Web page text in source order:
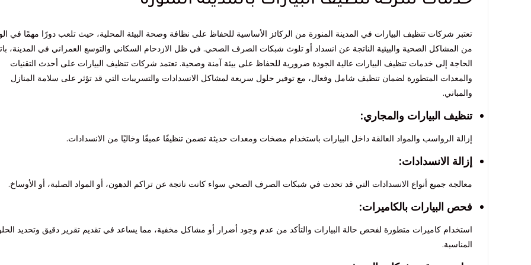
تعتبر شركات تنظيف البيارات في المدينة المنورة من الركائز الأساسية للحفاظ على نظافة وصحة البيئة المحلية، حيث تلعب دورًا مهمًا في
من المشاكل الصحية والبيئية الناتجة عن انسداد أو تلوث شبكات الصرف الصحي. في ظل الازدحام السكاني والتوسع العمراني في المدينة،
الحاجة إلى خدمات تنظيف البيارات عالية الجودة ضرورية للحفاظ على بيئة آمنة وصحية. تعتمد شركات تنظيف البيارات على أحدث التقنيات
والمعدات المتطورة لضمان تنظيف شامل وفعال، مع توفير حلول سريعة لمشاكل الانسدادات والتسريبات التي قد تؤثر على سلامة المنازل
والمباني.
تنظيف البيارات والمجاري:
إزالة الرواسب والمواد العالقة داخل البيارات باستخدام مضخات ومعدات حديثة تضمن تنظيفًا عميقًا وخاليًا من الانسدادات.
إزالة الانسدادات:
معالجة جميع أنواع الانسدادات التي قد تحدث في شبكات الصرف الصحي سواء كانت ناتجة عن تراكم الدهون، أو المواد الصلبة، أو الأوساخ.
فحص البيارات بالكاميرات:
استخدام كاميرات متطورة لفحص حالة البيارات والتأكد من عدم وجود أضرار أو مشاكل مخفية، مما يساعد في تقديم تقرير دقيق وتحديد
المناسبة.